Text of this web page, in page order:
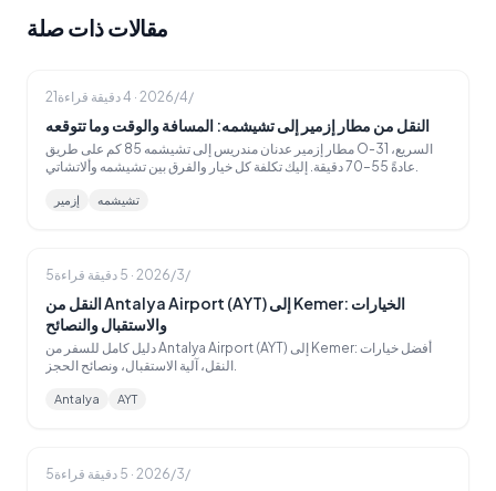
مقالات ذات صلة
21‏/4‏/2026
·
4دقيقة قراءة
النقل من مطار إزمير إلى تشيشمه: المسافة والوقت وما تتوقعه
مطار إزمير عدنان مندريس إلى تشيشمه 85 كم على طريق O-31 السريع،
عادةً 55–70 دقيقة. إليك تكلفة كل خيار والفرق بين تشيشمه وألاتشاتي.
إزمير تشيشمه
5‏/3‏/2026
·
5 دقيقة قراءة
النقل من Antalya Airport (AYT) إلى Kemer: الخيارات
والاستقبال والنصائح
دليل كامل للسفر من Antalya Airport (AYT) إلى Kemer: أفضل خيارات
النقل، آلية الاستقبال، ونصائح الحجز.
Antalya AYT
5‏/3‏/2026
·
5 دقيقة قراءة